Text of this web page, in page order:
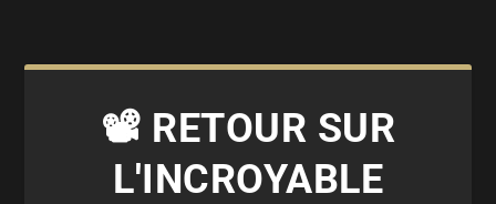
📽️ RETOUR SUR
L'INCROYABLE